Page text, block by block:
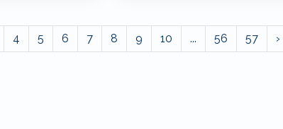
4 5 6 7 8 9 10 ... 56 57 ›